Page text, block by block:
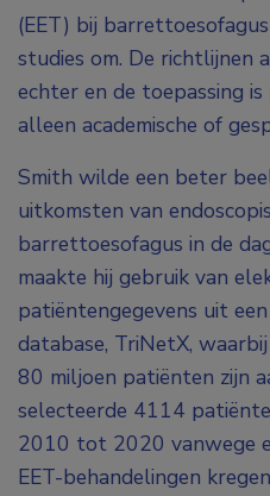
(EET) bij
studies om. De richtlijnen
echter en de toepassing
alleen academische of
Smith wilde een beter
uitkomsten van
barrettoesofagus in de
maakte hij gebruik van
patiëntengegevens uit
database, TriNetX,
80 miljoen patiënten zijn
selecteerde 4114
2010 tot 2020 vanwege
EET-behandelingen